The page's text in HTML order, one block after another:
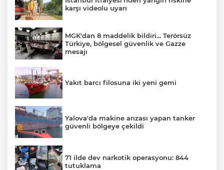
karşı videolu uyarı
MGK'dan 8 maddelik bildiri... Terörsüz
Türkiye, bölgesel güvenlik ve Gazze
mesajı
Yakıt barcı filosuna iki yeni gemi
Yalova'da makine arızası yapan tanker
güvenli bölgeye çekildi
71 ilde dev narkotik operasyonu: 844
tutuklama